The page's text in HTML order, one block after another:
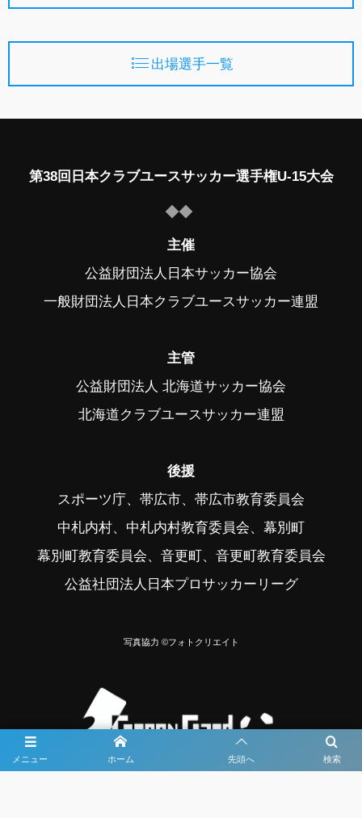
出場選手一覧
メニュー 検索
ホーム 先頭へ
第38回日本クラブユースサッカー選手権U-15大会
主催
公益財団法人日本サッカー協会
一般財団法人日本クラブユースサッカー連盟
主管
公益財団法人 北海道サッカー協会
北海道クラブユースサッカー連盟
後援
スポーツ庁、帯広市、帯広市教育委員会
中札内村、中札内村教育委員会、幕別町
幕別町教育委員会、音更町、音更町教育委員会
公益社団法人日本プロサッカーリーグ
写真協力 ©フォトクリエイト